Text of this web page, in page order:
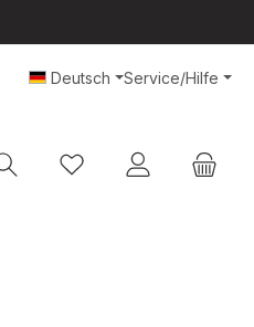
Deutsch Service/Hilfe
Du hast 0 Produkte